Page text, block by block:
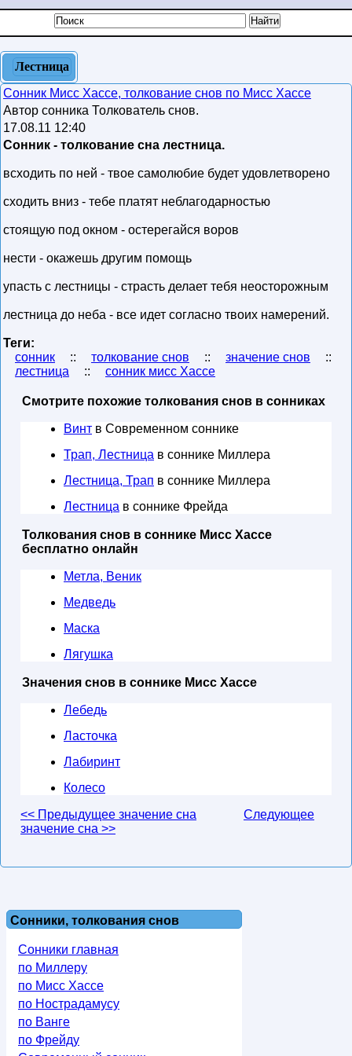
Лестница
Сонник Мисс Хассе, толкование снов по Мисс Хассе
Автор сонника Толкователь снов.
17.08.11 12:40
Сонник - толкование сна лестница.
всходить по ней - твое самолюбие будет удовлетворено
сходить вниз - тебе платят неблагодарностью
стоящую под окном - остерегайся воров
нести - окажешь другим помощь
упасть с лестницы - страсть делает тебя неосторожным
лестница до неба - все идет согласно твоих намерений.
Теги:
сонник
:: толкование снов :: значение снов
::
лестница
:: сонник мисс Хассе
Смотрите похожие толкования снов в сонниках
Винт в Современном соннике
Трап, Лестница в соннике Миллера
Лестница, Трап в соннике Миллера
Лестница в соннике Фрейда
Толкования снов в соннике Мисс Хассе
бесплатно онлайн
Метла, Веник
Медведь
Маска
Лягушка
Значения снов в соннике Мисс Хассе
Лебедь
Ласточка
Лабиринт
Колесо
<< Предыдущее значение сна
Следующее
значение сна >>
Сонники, толкования снов
Сонники главная
по Миллеру
по Мисс Хассе
по Нострадамусу
по Ванге
по Фрейду